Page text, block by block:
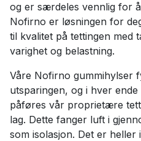
og er særdeles vennlig for
Nofirno er løsningen for
til kvalitet på tettingen med
varighet og belastning.
Våre Nofirno gummihylser
utsparingen, og i hver
påføres vår proprietære
lag. Dette fanger luft i
som isolasjon. Det er heller